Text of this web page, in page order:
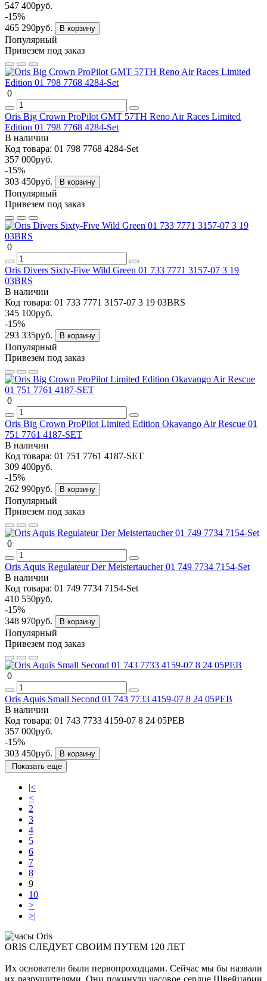
547 400руб.
-15%
465 290руб.
В корзину
Популярный
Привезем под заказ
0
Oris Big Crown ProPilot GMT 57TH Reno Air Races Limited
Edition 01 798 7768 4284-Set
В наличии
Код товара: 01 798 7768 4284-Set
357 000руб.
-15%
303 450руб.
В корзину
Популярный
Привезем под заказ
0
Oris Divers Sixty-Five Wild Green 01 733 7771 3157-07 3 19
03BRS
В наличии
Код товара: 01 733 7771 3157-07 3 19 03BRS
345 100руб.
-15%
293 335руб.
В корзину
Популярный
Привезем под заказ
0
Oris Big Crown ProPilot Limited Edition Okavango Air Rescue 01
751 7761 4187-SET
В наличии
Код товара: 01 751 7761 4187-SET
309 400руб.
-15%
262 990руб.
В корзину
Популярный
Привезем под заказ
0
Oris Aquis Regulateur Der Meistertaucher 01 749 7734 7154-Set
В наличии
Код товара: 01 749 7734 7154-Set
410 550руб.
-15%
348 970руб.
В корзину
Популярный
Привезем под заказ
0
Oris Aquis Small Second 01 743 7733 4159-07 8 24 05PEB
В наличии
Код товара: 01 743 7733 4159-07 8 24 05PEB
357 000руб.
-15%
303 450руб.
В корзину
Показать еще
|<
<
2
3
4
5
6
7
8
9
10
>
>|
ORIS СЛЕДУЕТ СВОИМ ПУТЕМ 120 ЛЕТ
Их основатели были первопроходцами. Сейчас мы бы назвали
их разрушителями. Они покинули часовое сердце Швейцарии